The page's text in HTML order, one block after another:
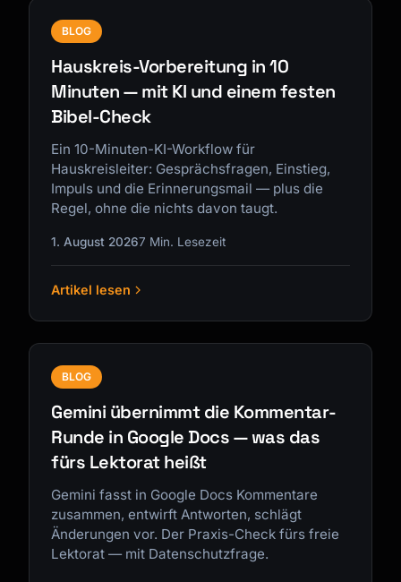
BLOG
Hauskreis-Vorbereitung in 10
Minuten — mit KI und einem festen
Bibel-Check
Ein 10-Minuten-KI-Workflow für
Hauskreisleiter: Gesprächsfragen, Einstieg,
Impuls und die Erinnerungsmail — plus die
Regel, ohne die nichts davon taugt.
1. August 20267 Min. Lesezeit
Artikel lesen
BLOG
Gemini übernimmt die Kommentar-
Runde in Google Docs — was das
fürs Lektorat heißt
Gemini fasst in Google Docs Kommentare
zusammen, entwirft Antworten, schlägt
Änderungen vor. Der Praxis-Check fürs freie
Lektorat — mit Datenschutzfrage.